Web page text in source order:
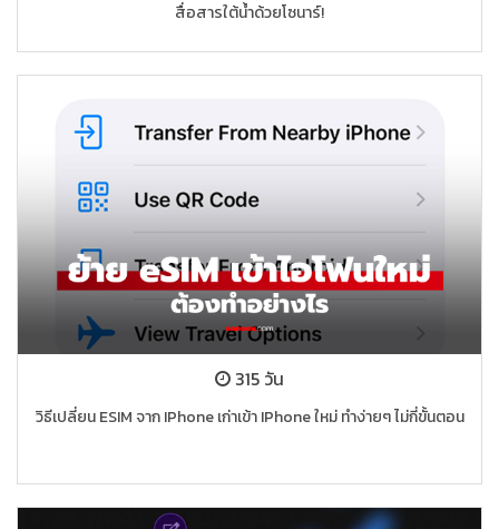
สื่อสารใต้น้ำด้วยโซนาร์!
315 วัน
วิธีเปลี่ยน ESIM จาก IPhone เก่าเข้า IPhone ใหม่ ทำง่ายๆ ไม่กี่ขั้นตอน